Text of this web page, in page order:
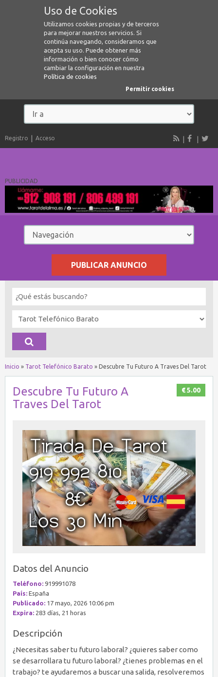
Uso de Cookies
Utilizamos cookies propias y de terceros
para mejorar nuestros servicios. Si
continúa navegando, consideramos que
acepta su uso. Puede obtener más
información o bien conocer cómo
cambiar la configuración en nuestra
Política de cookies
Permitir cookies
Registro Acceso
PUBLICIDAD
PUBLICAR ANUNCIO
Inicio » Tarot Telefónico Barato » Descubre Tu Futuro A Traves Del Tarot
€ 5.00
Descubre Tu Futuro A
Traves Del Tarot
Datos del Anuncio
Teléfono: 919991078
País: España
Publicado: 17 mayo, 2026 10:06 pm
Expira: 283 días, 21 horas
Descripción
¿Necesitas saber tu futuro laboral? ¿quieres saber como
se desarrollara tu futuro laboral? ¿tienes problemas en el
trabajo? te ayudaremos a buscar una salida, resolveremos